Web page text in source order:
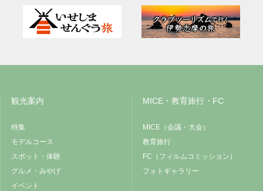
観光案内
特集
モデルコース
スポット・体験
グルメ・みやげ
イベント
MICE・教育旅行・FC
MICE（会議・大会）
教育旅行
FC（フィルムコミッション）
フォトギャラリー